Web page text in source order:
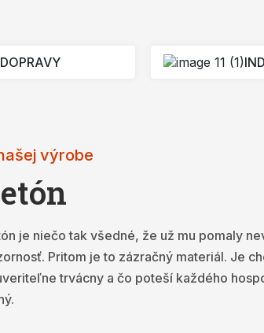
výrobe
je niečo tak všedné, že už mu pomaly
Pritom je to zázračný materiál. Je
trvácny a čo poteší každého